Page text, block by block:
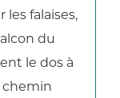
les falaises,
du
le dos à
chemin